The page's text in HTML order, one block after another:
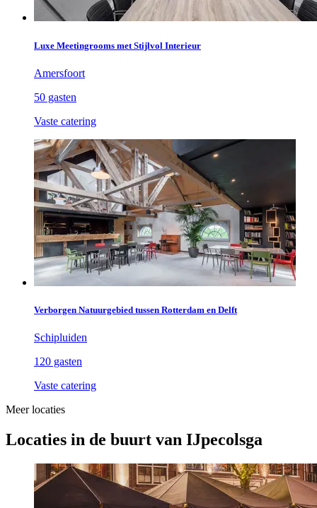
Luxe Meetingrooms met Stijlvol Interieur
Amersfoort
50 gasten
Vaste catering
Verborgen Natuurgebied tussen Rotterdam en Delft
Schipluiden
120 gasten
Vaste catering
Meer locaties
Locaties in de buurt van IJpecolsga